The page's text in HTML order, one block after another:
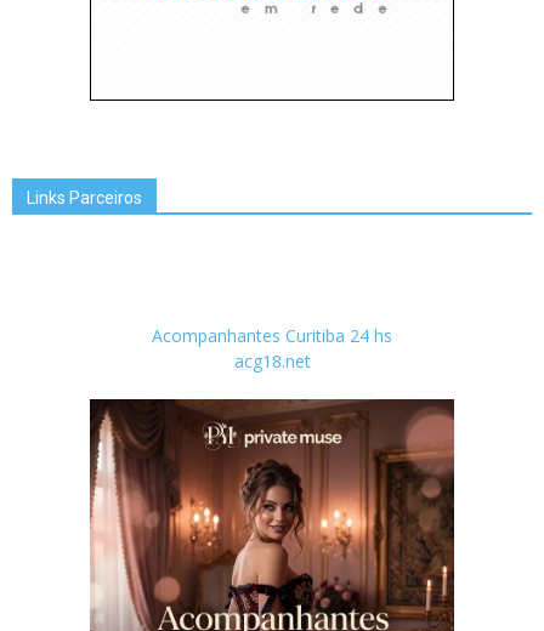
Links Parceiros
Acompanhantes Curitiba 24 hs
acg18.net